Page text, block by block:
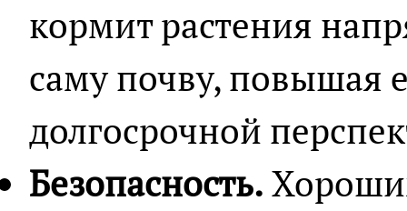
кормит растения
саму почву, повышая
долгосрочной
Безопасность.